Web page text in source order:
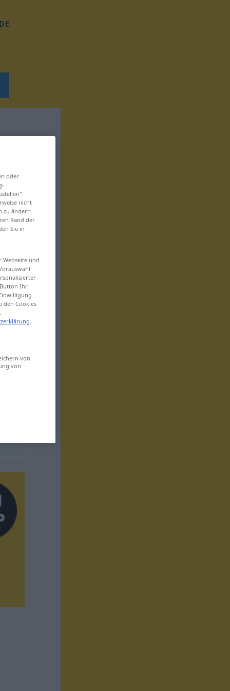
oder
nicht
zu ändern
Rand der
Sie in
und
Ihr
den Cookies
.
von
von